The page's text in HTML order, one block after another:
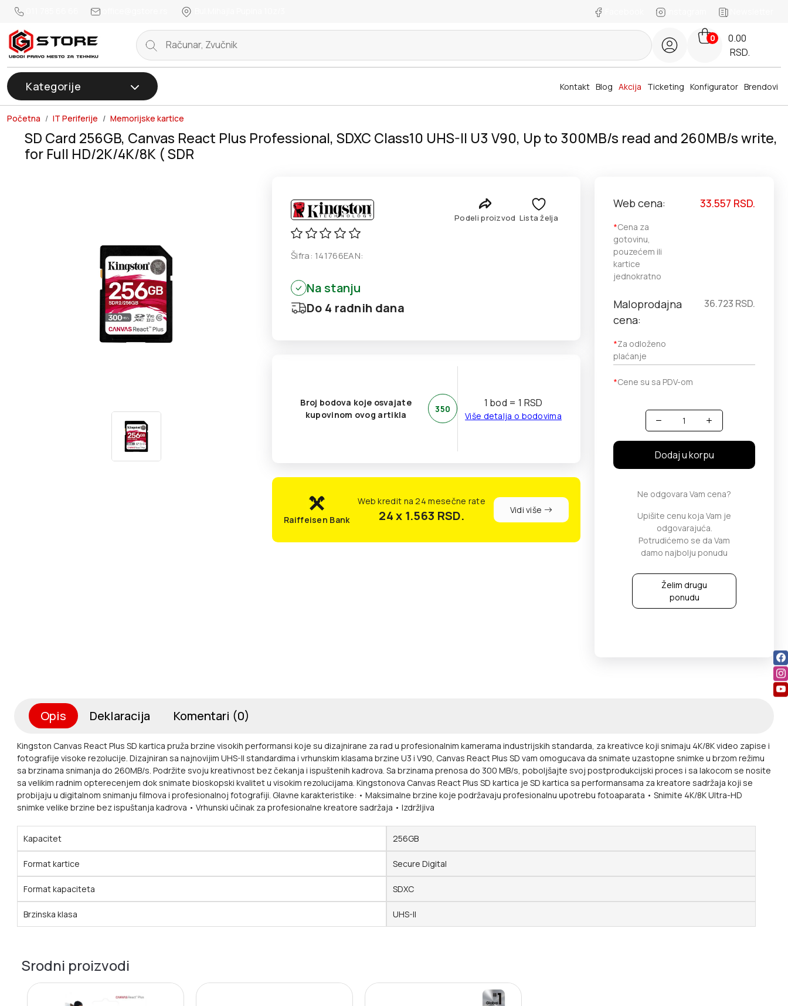
Instagram Newsletter
0
0.00
RSD.
Kategorije Brendovi
Blog Akcija
Kontakt Ticketing Konfigurator
Početna IT Periferije Memorijske kartice
SD Card 256GB, Canvas React Plus Professional, SDXC Class10 UHS-II U3 V90, Up to 300MB/s read and 260MB/s write,
for Full HD/2K/4K/8K ( SDR
Podeli proizvod Lista želja
Šifra: 141766EAN:
Na stanju
Do 4 radnih dana
Broj bodova koje osvajate
kupovinom ovog artikla
350 1 bod = 1 RSD
Više detalja o bodovima
Raiffeisen Bank
Web kredit na 24 mesečne rate
24 x 1.563 RSD. Vidi više
Web cena:
*Cena za
gotovinu,
pouzećem ili
kartice
jednokratno
33.557 RSD.
Maloprodajna
cena:
*Za odloženo
plaćanje
36.723 RSD.
*Cene su sa PDV-om
Količina
Dodaj u korpu
Ne odgovara Vam cena?
Upišite cenu koja Vam je
odgovarajuća.
Potrudićemo se da Vam
damo najbolju ponudu
Želim drugu
ponudu
Opis Deklaracija Komentari (0)
Kingston Canvas React Plus SD kartica pruža brzine visokih performansi koje su dizajnirane za rad u profesionalnim kamerama industrijskih standarda, za kreativce koji snimaju 4K/8K video zapise i
fotografije visoke rezolucije. Dizajniran sa najnovijim UHS-II standardima i vrhunskim klasama brzine U3 i V90, Canvas React Plus SD vam omogucava da snimate uzastopne snimke u brzom režimu
sa brzinama snimanja do 260MB/s. Podržite svoju kreativnost bez čekanja i ispuštenih kadrova. Sa brzinama prenosa do 300 MB/s, poboljšajte svoj postprodukcijski proces i sa lakocom se nosite
sa velikim radnim opterecenjem dok snimate bioskopski kvalitet u visokim rezolucijama. Kingstonova Canvas React Plus SD kartica je SD kartica sa performansama za kreatore sadržaja koji se
probijaju u digitalnom snimanju filmova i profesionalnoj fotografiji. Glavne karakteristike: • Maksimalne brzine koje podržavaju profesionalnu upotrebu fotoaparata • Snimite 4K/8K Ultra-HD
snimke velike brzine bez ispuštanja kadrova • Vrhunski učinak za profesionalne kreatore sadržaja • Izdržljiva
Kapacitet 256GB
Format kartice Secure Digital
Format kapaciteta SDXC
Brzinska klasa UHS-II
Srodni proizvodi